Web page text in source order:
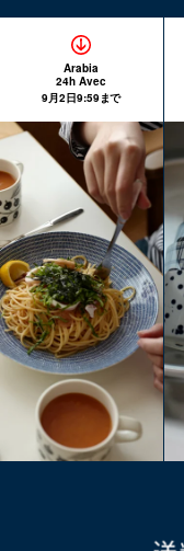
Arabia
24h Avec
9月2日9:59まで